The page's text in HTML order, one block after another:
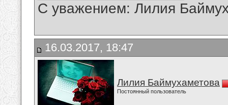
С уважением: Лилия
16.03.2017, 18:47
Лилия Баймухаметова
Постоянный пользователь